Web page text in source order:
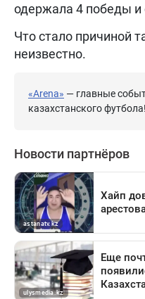
одержала 4 победы и
Что стало причиной
неизвестно.
«Arena» — главные
казахстанского футбола!